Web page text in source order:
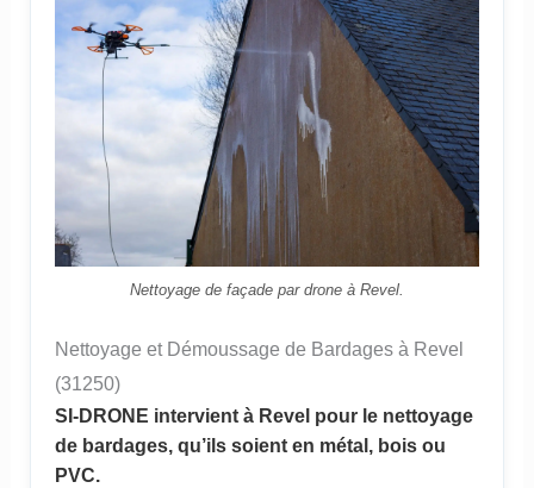
Nettoyage de façade par drone à Revel.
Nettoyage et Démoussage de Bardages à Revel
(31250)
SI-DRONE intervient à Revel pour le nettoyage
de bardages, qu’ils soient en métal, bois ou
PVC.